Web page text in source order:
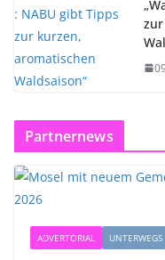
Partnernews
ADVERTORIAL UNTERWEGS